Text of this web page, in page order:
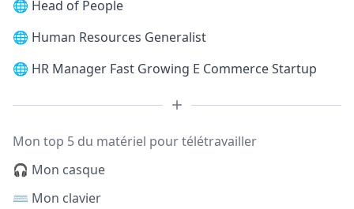
🌐 Head of People
🌐 Human Resources Generalist
🌐 HR Manager Fast Growing E Commerce Startup
Mon top 5 du matériel pour télétravailler
🎧 Mon casque
⌨️ Mon clavier